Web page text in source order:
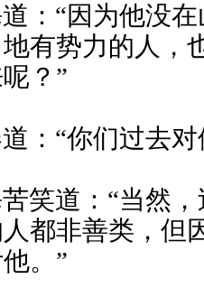
：“因为他没
有势力的人，
？”
：“你们过去对
笑道：“当然
都非善类，但
。”